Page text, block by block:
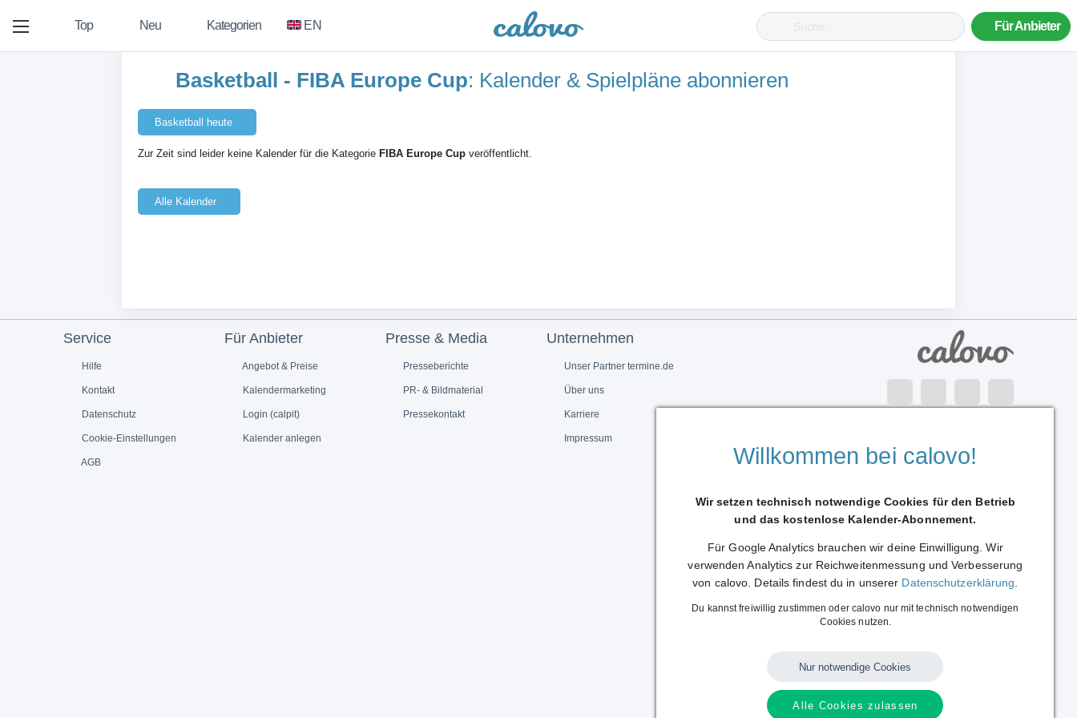
Top Neu Kategorien EN Für Anbieter
Basketball - FIBA Europe Cup: Kalender & Spielpläne abonnieren
Basketball heute
Zur Zeit sind leider keine Kalender für die Kategorie FIBA Europe Cup veröffentlicht.
Alle Kalender
Service
Hilfe
Kontakt
Datenschutz
Cookie-Einstellungen
AGB
Für Anbieter
Angebot & Preise
Kalendermarketing
Login (calpit)
Kalender anlegen
Presse & Media
Presseberichte
PR- & Bildmaterial
Pressekontakt
Unternehmen
Unser Partner termine.de
Über uns
Karriere
Impressum
Copyright © 2014 - 2026 calovo.
Willkommen bei calovo!
Wir setzen technisch notwendige Cookies für den Betrieb
und das kostenlose Kalender-Abonnement.
Für Google Analytics brauchen wir deine Einwilligung. Wir
verwenden Analytics zur Reichweitenmessung und Verbesserung
von calovo. Details findest du in unserer Datenschutzerklärung
Du kannst freiwillig zustimmen oder calovo nur mit technisch notwendigen
Cookies nutzen.
Nur notwendige Cookies
Alle Cookies zulassen